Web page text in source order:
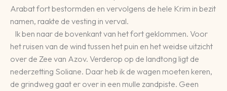
Arabat fort bestormden en vervolgens de hele Krim in bezit
namen, raakte de vesting in verval.
Ik ben naar de bovenkant van het fort geklommen. Voor
het ruisen van de wind tussen het puin en het weidse uitzicht
over de Zee van Azov. Verderop op de landtong ligt de
nederzetting Soliane. Daar heb ik de wagen moeten keren,
de grindweg gaat er over in een mulle zandpiste. Geen